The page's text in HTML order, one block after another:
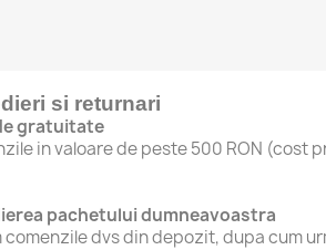
si returnari
gratuitate
in valoare de peste 500 RON
pachetului dumneavoastra
comenzile dvs din depozit, dupa cum